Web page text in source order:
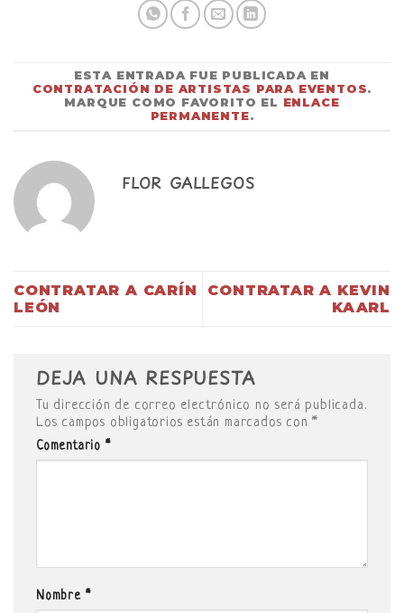
ESTA ENTRADA FUE PUBLICADA EN
CONTRATACIÓN DE ARTISTAS PARA EVENTOS.
MARQUE COMO FAVORITO EL ENLACE
PERMANENTE.
FLOR GALLEGOS
CONTRATAR A CARÍN
LEÓN
CONTRATAR A KEVIN
KAARL
DEJA UNA RESPUESTA
Tu dirección de correo electrónico no será publicada.
Los campos obligatorios están marcados con*
Comentario *
Nombre *